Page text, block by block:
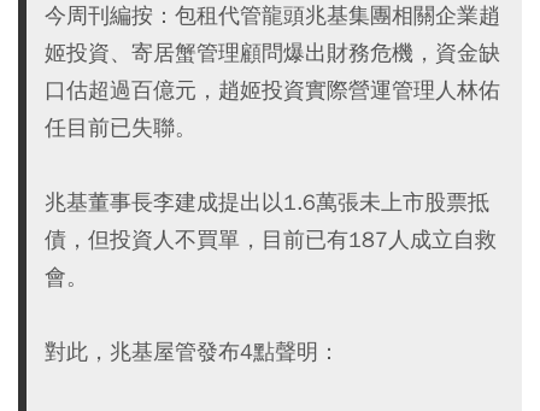
今周刊編按：包租代管龍頭兆基集團相關企業趙
姬投資、寄居蟹管理顧問爆出財務危機，資金缺
口估超過百億元，趙姬投資實際營運管理人林佑
任目前已失聯。
兆基董事長李建成提出以1.6萬張未上市股票抵
債，但投資人不買單，目前已有187人成立自救
會。
對此，兆基屋管發布4點聲明：